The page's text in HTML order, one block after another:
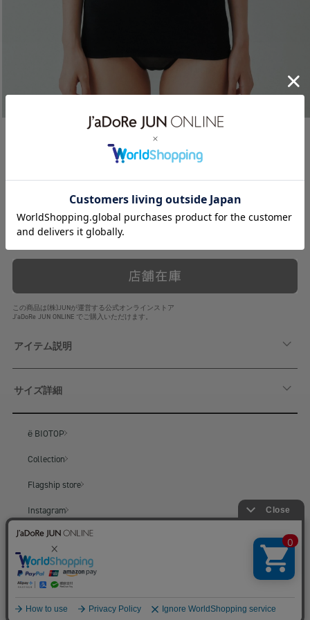
【ё BIOTOP】Cotton bare bra tops
¥8,250税込
この商品は(株)JUNが運営する公式オンラインストア
J'aDoRe JUN ONLINE でご購入いただけます。
アイテム説明
サイズ詳細
ё BIOTOP
Collection
Flagship store
Instagram
BIOTOP
BIOTOP ONLINE